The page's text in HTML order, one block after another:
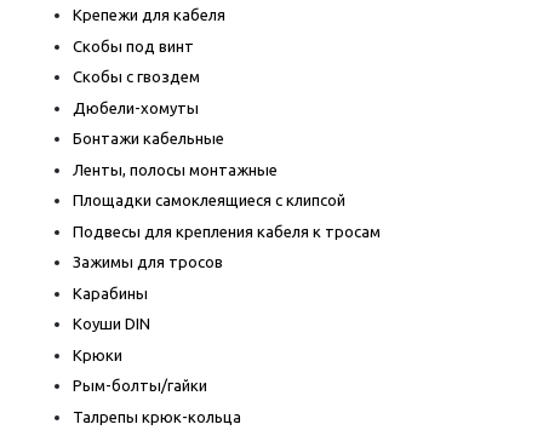
Крепежи для кабеля
Скобы под винт
Скобы с гвоздем
Дюбели-хомуты
Бонтажи кабельные
Ленты, полосы монтажные
Площадки самоклеящиеся с клипсой
Подвесы для крепления кабеля к тросам
Зажимы для тросов
Карабины
Коуши DIN
Крюки
Рым-болты/гайки
Талрепы крюк-кольца